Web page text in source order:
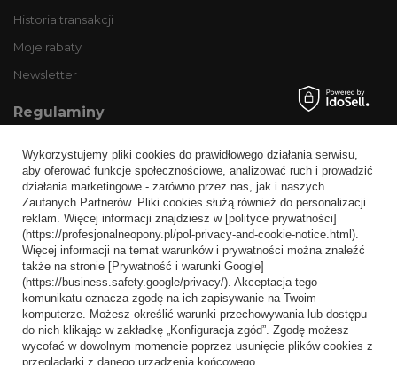
Historia transakcji
Moje rabaty
Newsletter
Regulaminy
Wysyłka
Sposoby płatności i prowizje
Regulamin
Polityka prywatności
Odstąpienie od umowy
Popularne kategorie
Opony bezdętkowe
Opony dętkowe
Wykorzystujemy pliki cookies do prawidłowego działania serwisu,
aby oferować funkcje społecznościowe, analizować ruch i prowadzić
działania marketingowe - zarówno przez nas, jak i naszych
Zaufanych Partnerów. Pliki cookies służą również do personalizacji
reklam. Więcej informacji znajdziesz w [polityce prywatności]
(https://profesjonalneopony.pl/pol-privacy-and-cookie-notice.html).
Więcej informacji na temat warunków i prywatności można znaleźć
także na stronie [Prywatność i warunki Google]
(https://business.safety.google/privacy/). Akceptacja tego
komunikatu oznacza zgodę na ich zapisywanie na Twoim
komputerze. Możesz określić warunki przechowywania lub dostępu
do nich klikając w zakładkę „Konfiguracja zgód”. Zgodę możesz
wycofać w dowolnym momencie poprzez usunięcie plików cookies z
przeglądarki z danego urządzenia końcowego.